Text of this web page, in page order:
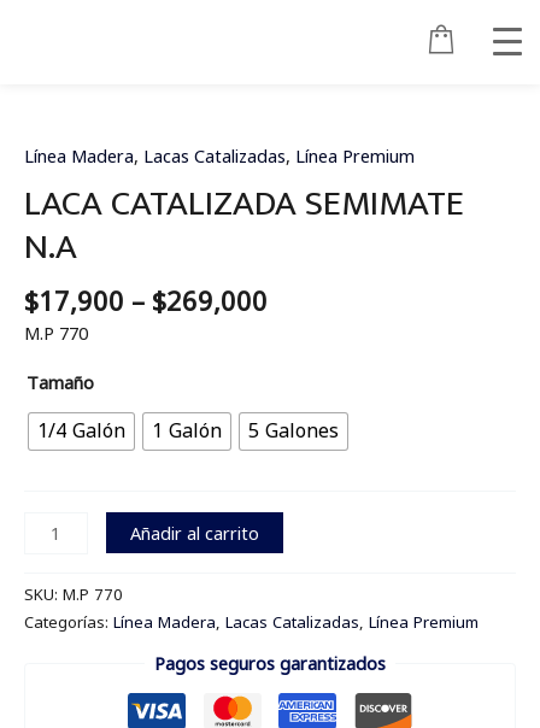
Línea Madera, Lacas Catalizadas, Línea Premium
LACA CATALIZADA SEMIMATE
N.A
$17,900 – $269,000
$17,900
$269,000
M.P 770
Tamaño
1/4 Galón 1 Galón 5 Galones
SEMIMATE
cantidad
Añadir al carrito
SKU: M.P 770
Categorías: Línea Madera, Lacas Catalizadas, Línea Premium
Pagos seguros garantizados